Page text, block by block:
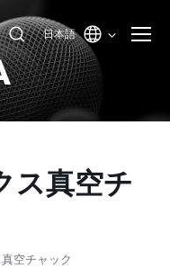
日本語
ス真空チ
空チャック